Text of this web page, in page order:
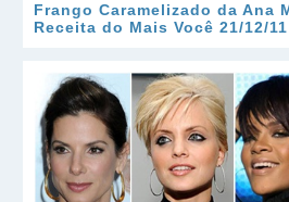
Frango Caramelizado da Ana
Receita do Mais Você 21/12/11